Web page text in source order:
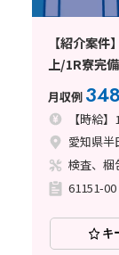
【紹介案
上/1R寮完
1R寮完備/
月収例
【時給
愛知県半
検査、梱
61151-00
キ